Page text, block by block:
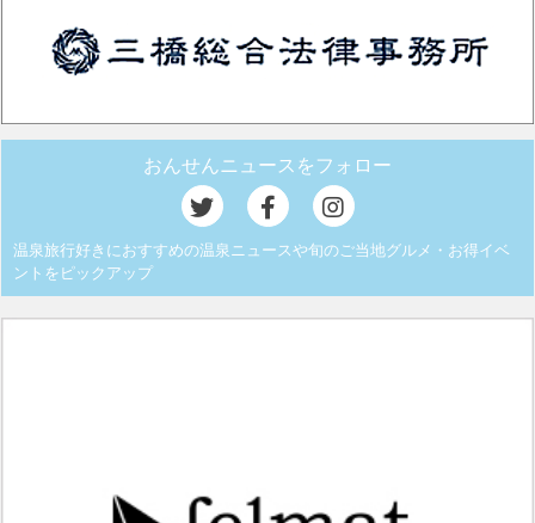
おんせんニュースをフォロー
温泉旅行好きにおすすめの温泉ニュースや旬のご当地グルメ・お得イベ
ントをピックアップ